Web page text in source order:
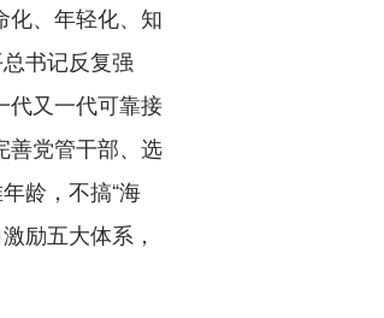
化、年轻化、知
书记反复强
代又一代可靠接
善党管干部、选
龄，不搞“海
励五大体系，